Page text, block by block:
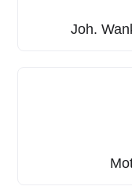
Joh.